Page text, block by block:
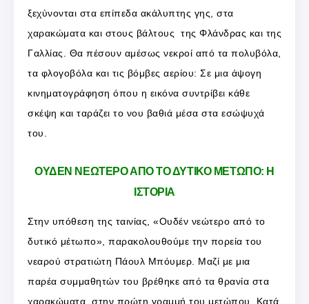
ξεχύνονται στα επίπεδα ακάλυπτης γης, στα
χαρακώματα και στους βάλτους της Φλάνδρας και της
Γαλλίας. Θα πέσουν αμέσως νεκροί από τα πολυβόλα,
τα φλογοβόλα και τις βόμβες αερίου: Σε μια άψογη
κινηματογράφηση όπου η εικόνα συντρίβει κάθε
σκέψη και ταράζει το νου βαθιά μέσα στα εσώψυχά
του.
ΟΥΔΕΝ ΝΕΩΤΕΡΟ ΑΠΟ ΤΟ ΔΥΤΙΚΟ ΜΕΤΩΠΟ: Η
ΙΣΤΟΡΙΑ
Στην υπόθεση της ταινίας, «Ουδέν νεώτερο από το
δυτικό μέτωπο», παρακολουθούμε την πορεία του
νεαρού στρατιώτη Πάουλ Μπόυμερ. Μαζί με μια
παρέα συμμαθητών του βρέθηκε από τα θρανία στα
χαρακώματα, στην πρώτη γραμμή του μετώπου. Κατά